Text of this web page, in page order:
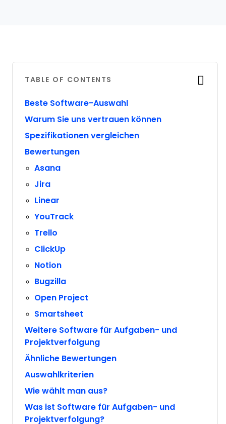
TABLE OF CONTENTS
Beste Software-Auswahl
Warum Sie uns vertrauen können
Spezifikationen vergleichen
Bewertungen
Asana
Jira
Linear
YouTrack
Trello
ClickUp
Notion
Bugzilla
Open Project
Smartsheet
Weitere Software für Aufgaben- und
Projektverfolgung
Ähnliche Bewertungen
Auswahlkriterien
Wie wählt man aus?
Was ist Software für Aufgaben- und
Projektverfolgung?